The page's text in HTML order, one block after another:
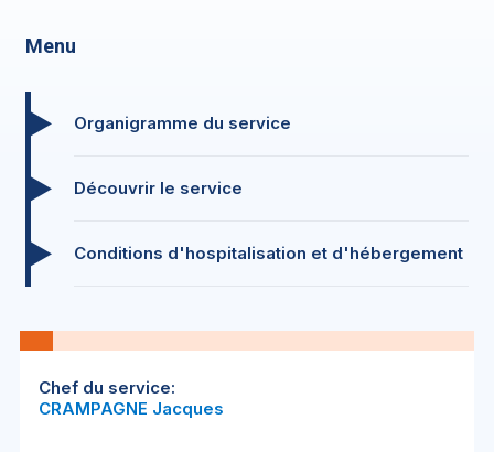
Chef du service:
CRAMPAGNE Jacques
Menu
Organigramme du service
Découvrir le service
Conditions d'hospitalisation et d'hébergement